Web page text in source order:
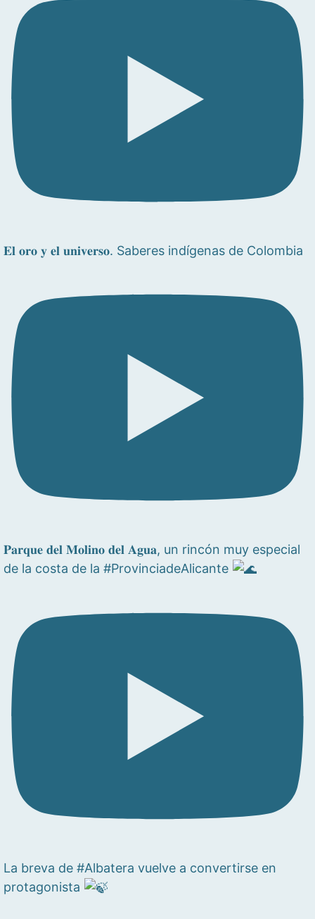
𝐄𝐥 𝐨𝐫𝐨 𝐲 𝐞𝐥 𝐮𝐧𝐢𝐯𝐞𝐫𝐬𝐨. Saberes indígenas de Colombia
𝐏𝐚𝐫𝐪𝐮𝐞 𝐝𝐞𝐥 𝐌𝐨𝐥𝐢𝐧𝐨 𝐝𝐞𝐥 𝐀𝐠𝐮𝐚, un rincón muy especial
de la costa de la #ProvinciadeAlicante
La breva de #Albatera vuelve a convertirse en
protagonista